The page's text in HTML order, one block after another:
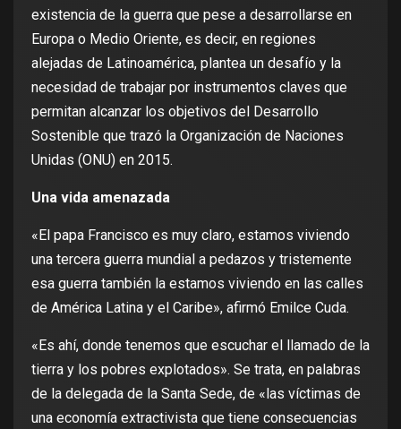
existencia de la guerra que pese a desarrollarse en
Europa o Medio Oriente, es decir, en regiones
alejadas de Latinoamérica, plantea un desafío y la
necesidad de trabajar por instrumentos claves que
permitan alcanzar los objetivos del Desarrollo
Sostenible que trazó la Organización de Naciones
Unidas (ONU) en 2015.
Una vida amenazada
«El papa Francisco es muy claro, estamos viviendo
una tercera guerra mundial a pedazos y tristemente
esa guerra también la estamos viviendo en las calles
de América Latina y el Caribe», afirmó Emilce Cuda.
«Es ahí, donde tenemos que escuchar el llamado de la
tierra y los pobres explotados». Se trata, en palabras
de la delegada de la Santa Sede, de «las víctimas de
una economía extractivista que tiene consecuencias